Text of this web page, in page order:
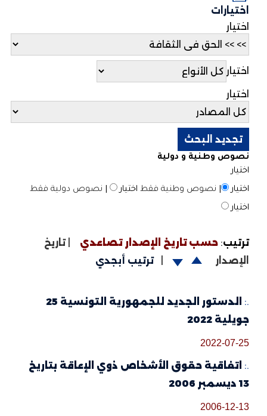
اختيارات
اختيار
اختيار
اختيار
نصوص وطنية و دولية
اختيار
اختيار
| نصوص وطنية فقط اختيار | نصوص دولية فقط
اختيار
ترتيب: حسب تاريخ الإصدار تصاعدي |
تاريخ
الإصدار
| ترتيب أبجدي
الدستور الجديد للجمهورية التونسية 25
جويلية 2022
2022-07-25
اتفاقية حقوق الأشخاص ذوي الإعاقة بتاريخ
13 ديسمبر 2006
2006-12-13